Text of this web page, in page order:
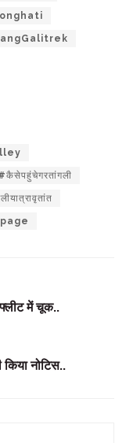
फ्लीट में चूक..
नोटिस..